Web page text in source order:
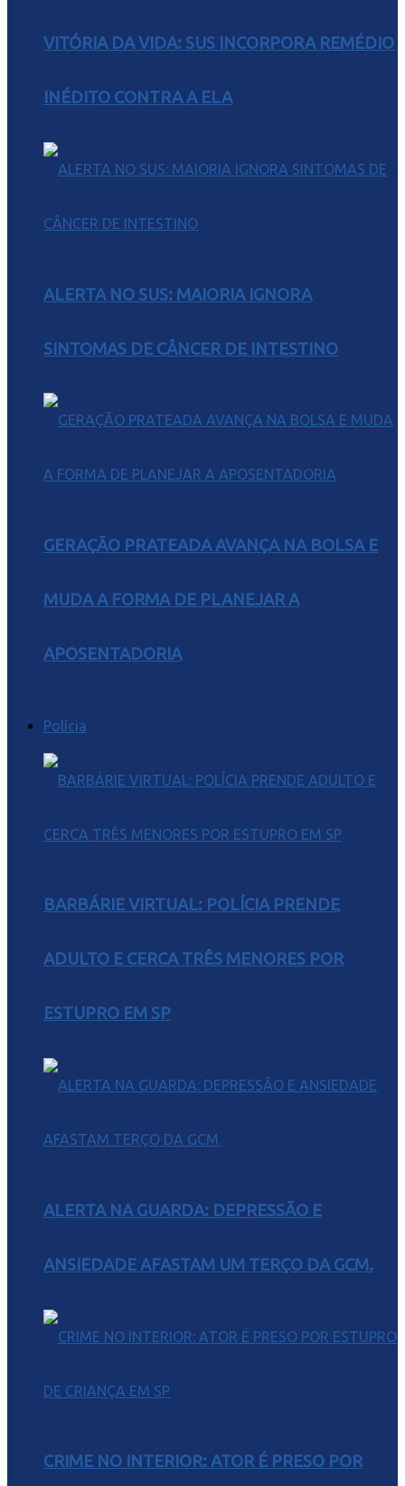
VITÓRIA DA VIDA: SUS INCORPORA REMÉDIO
INÉDITO CONTRA A ELA
ALERTA NO SUS: MAIORIA IGNORA
SINTOMAS DE CÂNCER DE INTESTINO
GERAÇÃO PRATEADA AVANÇA NA BOLSA E
MUDA A FORMA DE PLANEJAR A
APOSENTADORIA
Polícia
BARBÁRIE VIRTUAL: POLÍCIA PRENDE
ADULTO E CERCA TRÊS MENORES POR
ESTUPRO EM SP
ALERTA NA GUARDA: DEPRESSÃO E
ANSIEDADE AFASTAM UM TERÇO DA GCM.
CRIME NO INTERIOR: ATOR É PRESO POR